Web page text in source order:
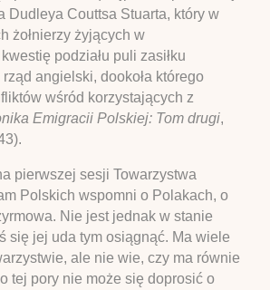
Dudleya Couttsa Stuarta, który w
żołnierzy żyjących w
podziału puli zasiłku
angielski, dookoła którego
wśród korzystających z
Emigracii Polskiej: Tom drugi,
pierwszej sesji Towarzystwa
Polskich wspomni o Polakach, o
Nie jest jednak w stanie
się jej uda tym osiągnąć. Ma wiele
ale nie wie, czy ma równie
tej pory nie może się doprosić o